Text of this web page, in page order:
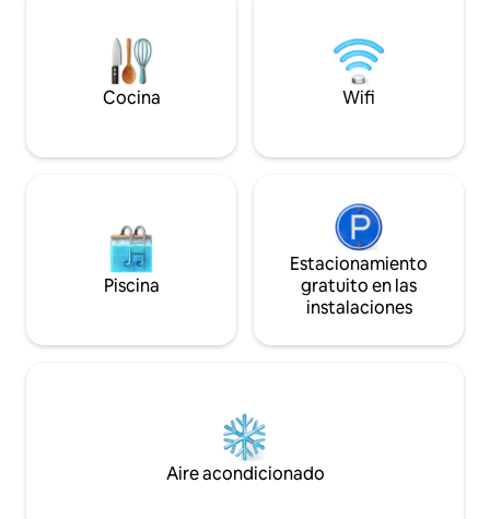
último piso, los huéspedes tienen acceso
a todo el piso inferior y al patio privado.
Propiedad para no fumadores / no
vapeadores (en interiores o exteriores).
bullicioso, así que
veces puede ser
Cocina Wifi
Piscina
Estacionamiento
gratuito en las
instalaciones
Aire acondicionado